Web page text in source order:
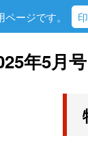
ージです。
年5月号